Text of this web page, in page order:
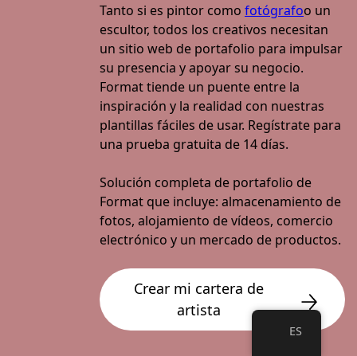
>
Tanto si es pintor como fotógrafoo un
escultor, todos los creativos necesitan
un sitio web de portafolio para impulsar
su presencia y apoyar su negocio.
Format tiende un puente entre la
inspiración y la realidad con nuestras
plantillas fáciles de usar. Regístrate para
una prueba gratuita de 14 días.
Solución completa de portafolio de
Format que incluye: almacenamiento de
fotos, alojamiento de vídeos, comercio
electrónico y un mercado de productos.
Crear mi cartera de
artista
ES